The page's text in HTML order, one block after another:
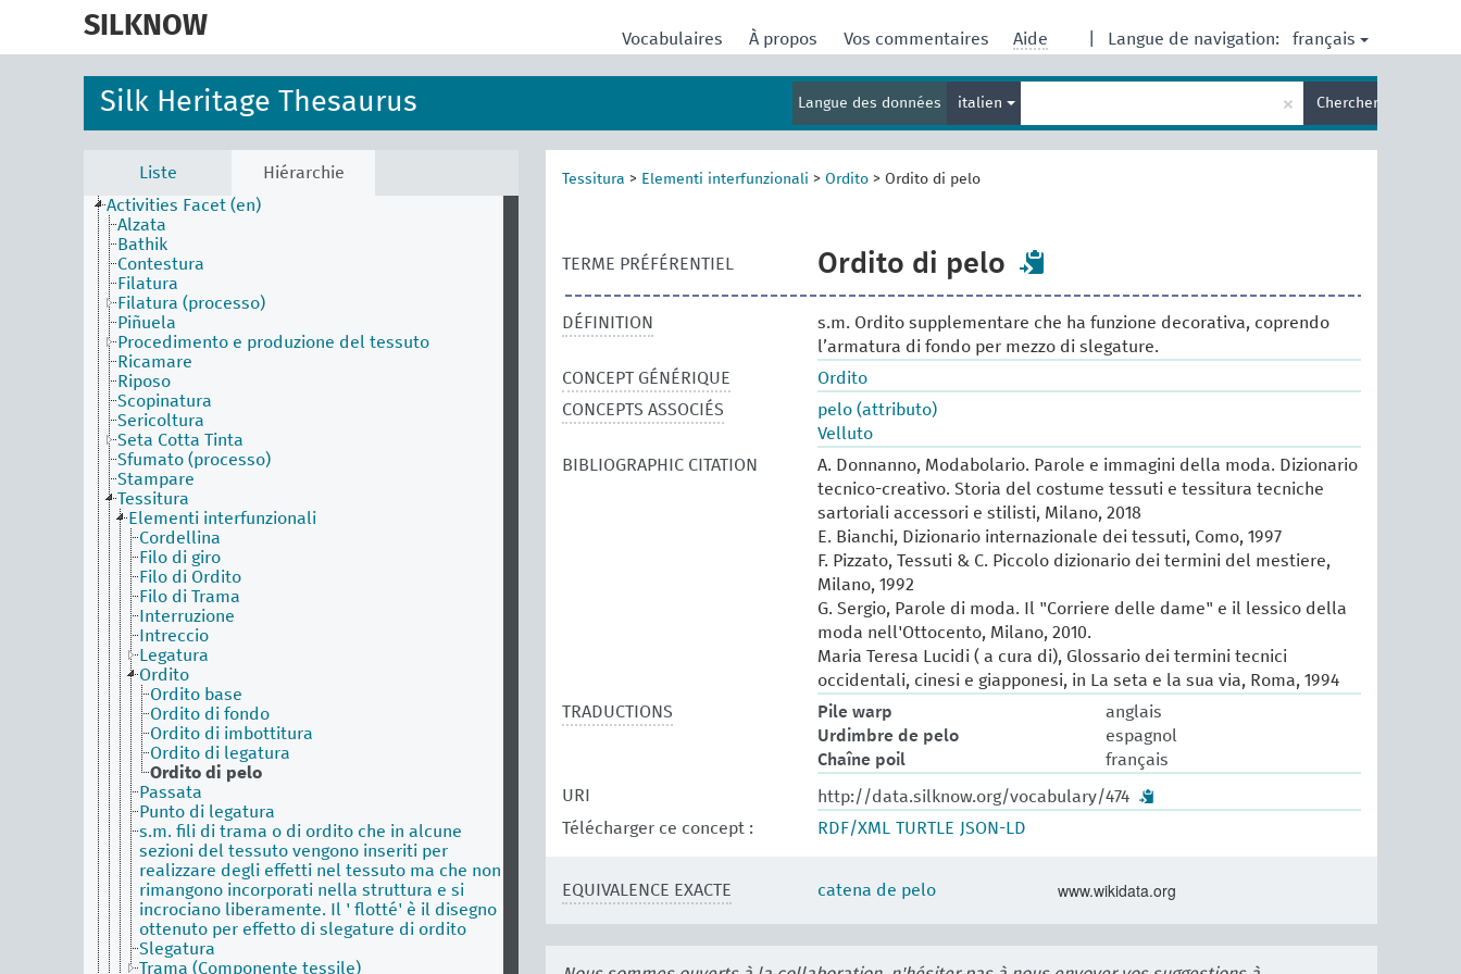
SILKNOW Langue de navigation: français
Vocabulaires À propos Vos commentaires Aide
Silk Heritage Thesaurus Langue des données italien
terme
de
× Chercher
Liste
Hiérarchie
Activities Facet (en)
Alzata
Bathik
Contestura
Filatura
Filatura (processo)
Piñuela
Procedimento e produzione del tessuto
Ricamare
Riposo
Scopinatura
Sericoltura
Seta Cotta Tinta
Sfumato (processo)
Stampare
Tessitura
Elementi interfunzionali
Cordellina
Filo di giro
Filo di Ordito
Filo di Trama
Interruzione
Intreccio
Legatura
Ordito
Ordito base
Ordito di fondo
Ordito di imbottitura
Ordito di legatura
Ordito di pelo
Passata
Punto di legatura
s.m. fili di trama o di ordito che in alcune
sezioni del tessuto vengono inseriti per
realizzare degli effetti nel tessuto ma che non
rimangono incorporati nella struttura e si
incrociano liberamente. Il ' flotté' è il disegno
ottenuto per effetto di slegature di ordito
Slegatura
Trama (Componente tessile)
Tessitura > Elementi interfunzionali > Ordito > Ordito di pelo
TERME PRÉFÉRENTIEL Ordito di pelo
DÉFINITION
s.m. Ordito supplementare che ha funzione decorativa, coprendo
l’armatura di fondo per mezzo di slegature.
CONCEPT GÉNÉRIQUE
Ordito
CONCEPTS ASSOCIÉS
pelo (attributo)
Velluto
BIBLIOGRAPHIC CITATION
A. Donnanno, Modabolario. Parole e immagini della moda. Dizionario
tecnico-creativo. Storia del costume tessuti e tessitura tecniche
sartoriali accessori e stilisti, Milano, 2018
E. Bianchi, Dizionario internazionale dei tessuti, Como, 1997
F. Pizzato, Tessuti & C. Piccolo dizionario dei termini del mestiere,
Milano, 1992
G. Sergio, Parole di moda. Il "Corriere delle dame" e il lessico della
moda nell'Ottocento, Milano, 2010.
Maria Teresa Lucidi ( a cura di), Glossario dei termini tecnici
occidentali, cinesi e giapponesi, in La seta e la sua via, Roma, 1994
TRADUCTIONS
Pile warp
anglais
Urdimbre de pelo
espagnol
Chaîne poil
français
URI
http://data.silknow.org/vocabulary/474
Télécharger ce concept :
RDF/XML TURTLE JSON-LD
EQUIVALENCE EXACTE catena de pelo www.wikidata.org